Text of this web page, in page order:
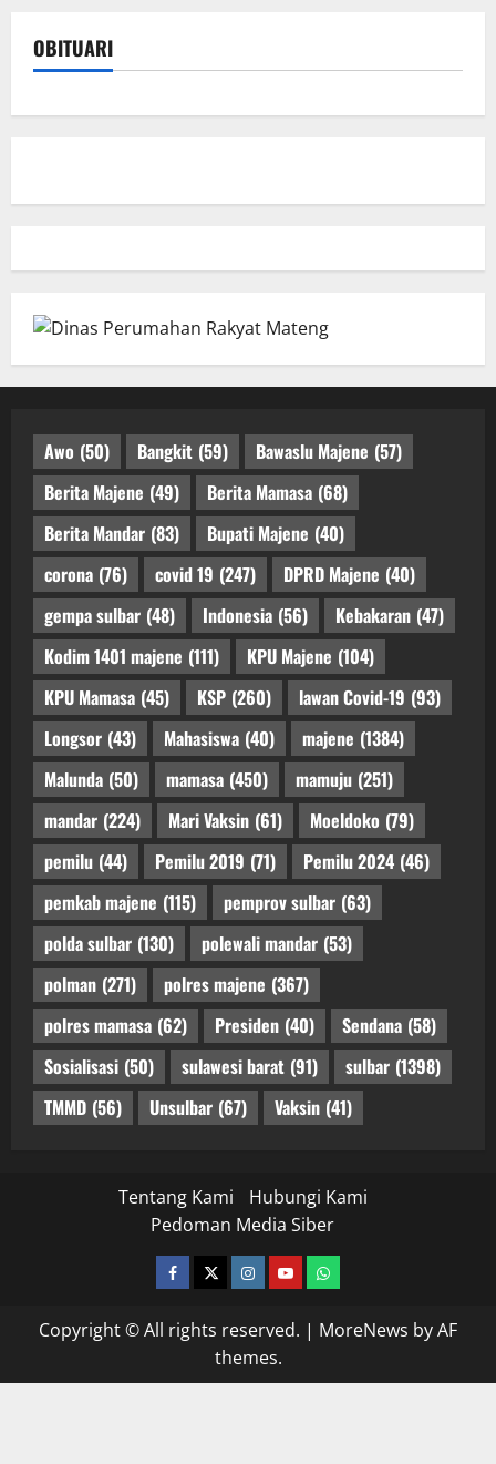
OBITUARI
Awo (50) Bangkit (59) Bawaslu Majene (57)
Berita Majene (49) Berita Mamasa (68)
Berita Mandar (83) Bupati Majene (40)
corona (76) covid 19 (247) DPRD Majene (40)
gempa sulbar (48) Indonesia (56) Kebakaran (47)
Kodim 1401 majene (111) KPU Majene (104)
KPU Mamasa (45) KSP (260) lawan Covid-19 (93)
Longsor (43) Mahasiswa (40) majene (1384)
Malunda (50) mamasa (450) mamuju (251)
mandar (224) Mari Vaksin (61) Moeldoko (79)
pemilu (44) Pemilu 2019 (71) Pemilu 2024 (46)
pemkab majene (115) pemprov sulbar (63)
polda sulbar (130) polewali mandar (53)
polman (271) polres majene (367)
polres mamasa (62) Presiden (40) Sendana (58)
Sosialisasi (50) sulawesi barat (91) sulbar (1398)
TMMD (56) Unsulbar (67) Vaksin (41)
Tentang Kami
Hubungi Kami
Pedoman Media Siber
facebooktwitterinstagram.com
youtubewhatsapp
Copyright © All rights reserved. | MoreNews by AF
themes.